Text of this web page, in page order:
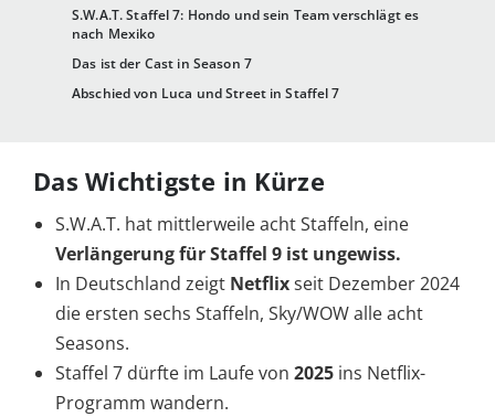
S.W.A.T. Staffel 7: Hondo und sein Team verschlägt es
nach Mexiko
Das ist der Cast in Season 7
Abschied von Luca und Street in Staffel 7
Das Wichtigste in Kürze
S.W.A.T. hat mittlerweile acht Staffeln, eine
Verlängerung für Staffel 9 ist ungewiss.
In Deutschland zeigt Netflixseit Dezember 2024
die ersten sechs Staffeln, Sky/WOW alle acht
Seasons.
Staffel 7 dürfte im Laufe von 2025 ins Netflix-
Programm wandern.